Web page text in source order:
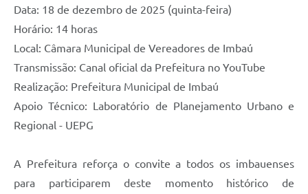
Data: 18 de dezembro de 2025 (quinta-feira)
Horário: 14 horas
Local: Câmara Municipal de Vereadores de Imbaú
Transmissão: Canal oficial da Prefeitura no YouTube
Realização: Prefeitura Municipal de Imbaú
Apoio Técnico: Laboratório de Planejamento Urbano e
Regional - UEPG
A Prefeitura reforça o convite a todos os imbauenses
para participarem deste momento histórico de